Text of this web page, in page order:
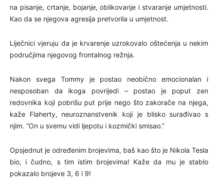
na pisanje, crtanje, bojanje, oblikovanje i stvaranje umjetnosti.
Kao da se njegova agresija pretvorila u umjetnost.
Liječnici vjeruju da je krvarenje uzrokovalo oštećenja u nekim
područjima njegovog frontalnog režnja.
Nakon svega Tommy je postao neobično emocionalan i
nesposoban da ikoga povrijedi – postao je poput zen
redovnika koji pobrišu put prije nego što zakorače na njega,
kaže Flaherty, neuroznanstvenik koji je blisko surađivao s
njim. “On u svemu vidi ljepotu i kozmički smisao.”
Opsjednut je određenim brojevima, baš kao što je Nikola Tesla
bio, i čudno, s tim istim brojevima! Kaže da mu je stablo
pokazalo brojeve 3, 6 i 9!